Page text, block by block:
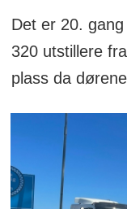
Det er 20.
320 utstillere
plass da